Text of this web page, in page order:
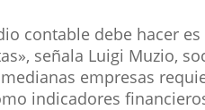
contable debe hacer
señala Luigi Muzio,
empresas
indicadores